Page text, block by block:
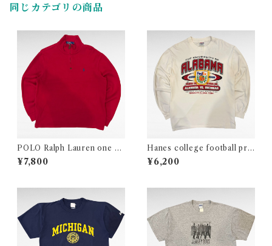
同じカテゴリの商品
POLO Ralph Lauren one po
int logo half zip cotton knit
¥7,800
Hanes college football prin
t long sleeve t-shirt
¥6,200